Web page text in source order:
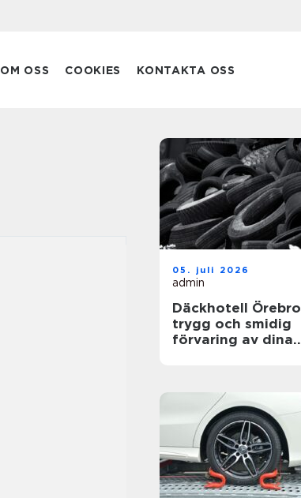
OM OSS COOKIES KONTAKTA OSS
05. juli 2026
admin
Däckhotell Örebro
trygg och smidig
förvaring av dina